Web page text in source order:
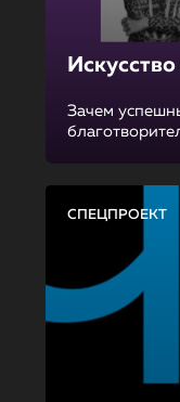
Зачем
СПЕЦПРОЕКТ